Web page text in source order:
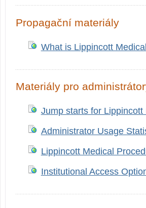
Propagační materiály
What is Lippincott
Materiály pro
Jump starts for
Administrator Usage
Lippincott Medical
Institutional Access